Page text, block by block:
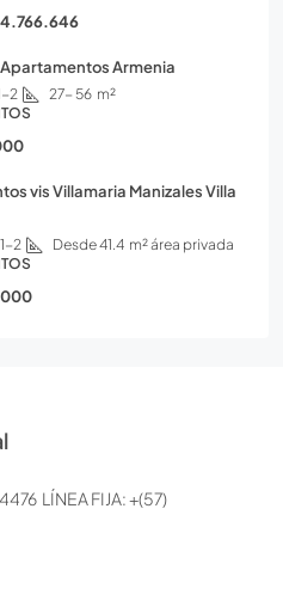
Apartamentos Armenia
2 27- 56 m²
vis Villamaria Manizales Villa
1-2 Desde 41.4 m² área privada
LÍNEA FIJA: +(57)